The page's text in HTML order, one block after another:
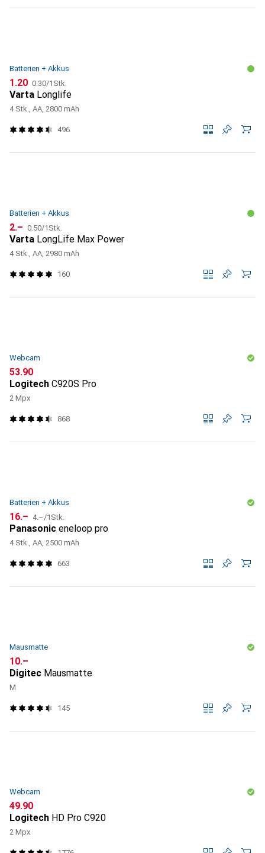
Batterien + Akkus
CHF
1.20 CHF
0.30/1Stk.
Varta Longlife
4 Stk., AA, 2800 mAh
496
Batterien + Akkus
CHF
2.– CHF
0.50/1Stk.
Varta LongLife Max Power
4 Stk., AA, 2980 mAh
160
Webcam
CHF
53.90
Logitech C920S Pro
2 Mpx
868
Batterien + Akkus
CHF
16.– CHF
4.–/1Stk.
Panasonic eneloop pro
4 Stk., AA, 2500 mAh
663
Mausmatte
CHF
10.–
Digitec Mausmatte
M
145
Webcam
CHF
49.90
Logitech HD Pro C920
2 Mpx